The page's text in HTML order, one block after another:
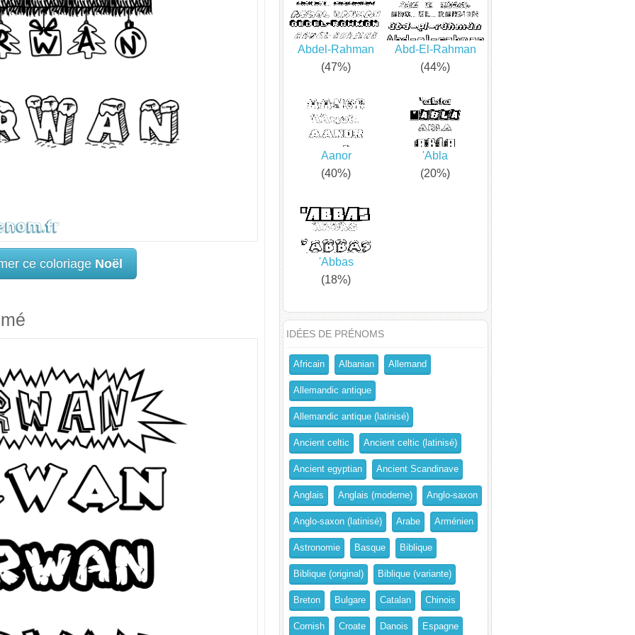
ce coloriage Noël
Abdel-Rahman
(47%)
Abd-El-Rahman
(44%)
Aanor
(40%)
'Abla
(20%)
'Abbas
(18%)
IDÉES DE PRÉNOMS
Africain Albanian Allemand
Allemandic antique
Allemandic antique (latinisé)
Ancient celtic Ancient celtic (latinisé)
Ancient egyptian Ancient Scandinave
Anglais Anglais (moderne) Anglo-saxon
Anglo-saxon (latinisé) Arabe Arménien
Astronomie Basque Biblique
Biblique (original) Biblique (variante)
Breton Bulgare Catalan Chinois
Cornish Croate Danois Espagne